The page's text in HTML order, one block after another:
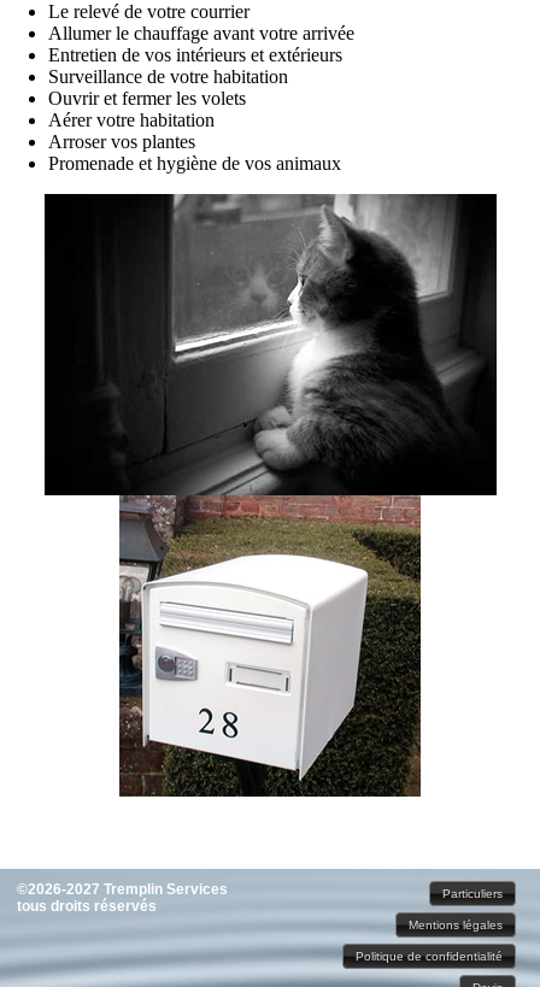
Le relevé de votre courrier
Allumer le chauffage avant votre arrivée
Entretien de vos intérieurs et extérieurs
Surveillance de votre habitation
Ouvrir et fermer les volets
Aérer votre habitation
Arroser vos plantes
Promenade et hygiène de vos animaux
©2026-2027 Tremplin Services
tous droits réservés
Particuliers
Mentions légales
Politique de confidentialité